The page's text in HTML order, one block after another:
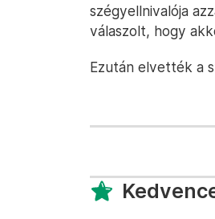
szégyellnivalója
válaszolt, hogy
Ezután elvették a